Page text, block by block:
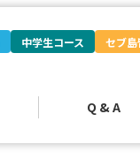
Q & A
中学生コース セブ島